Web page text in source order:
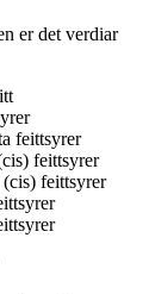
er det verdiar
feittsyrer
feittsyrer
feittsyrer